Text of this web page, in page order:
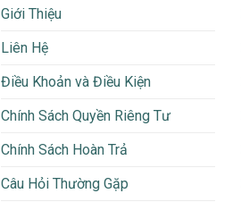
Giới Thiệu
Liên Hệ
Điều Khoản và Điều Kiện
Chính Sách Quyền Riêng Tư
Chính Sách Hoàn Trả
Câu Hỏi Thường Gặp